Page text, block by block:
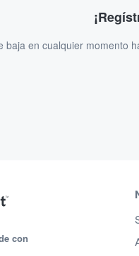
baja en cualquier momento
con